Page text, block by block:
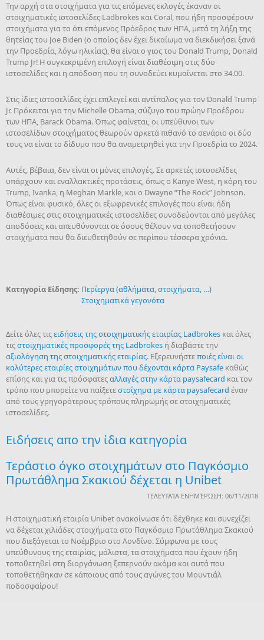
Την αρχή στα στοιχήματα για τις επόμενες εκλογές έκαναν οι
στοιχηματικές ιστοσελίδες Ladbrokes και Coral, που ήδη προσφέρουν
στοιχήματα για το ότι επόμενος Πρόεδρος των ΗΠΑ, μετά τη λήξη της
θητείας του Joe Biden (ο οποίος δεν έχει δικαίωμα να διεκδικήσει ξανά
την Προεδρία, λόγω ηλικίας), θα είναι ο γιος του Donald Trump, Donald
Trump Jr! Η συγκεκριμένη επιλογή είναι διαθέσιμη στις δύο
ιστοσελίδες και η απόδοση που τη συνοδεύει κυμαίνεται στο 34.00.
Στις ίδιες ιστοσελίδες έχει επιλεγεί και αντίπαλος για τον Donald Trump
Jr. Πρόκειται για την Michelle Obama, σύζυγο του πρώην Προέδρου
των ΗΠΑ, Barack Obama. Όπως φαίνεται, οι υπεύθυνοι των
ιστοσελίδων στοιχήματος θεωρούν αρκετά πιθανό το σενάριο οι δύο
τους να είναι το δίδυμο που θα αναμετρηθεί για την Προεδρία το 2024.
Αυτές, βέβαια, δεν είναι οι μόνες επιλογές. Σε αρκετές ιστοσελίδες
υπάρχουν και εναλλακτικές προτάσεις, όπως ο Kanye West, η κόρη του
Trump, Ivanka, η Meghan Markle, και ο Dwayne “The Rock” Johnson.
Όπως είναι φυσικό, όλες οι εξωφρενικές επιλογές που είναι ήδη
διαθέσιμες στις στοιχηματικές ιστοσελίδες συνοδεύονται από μεγάλες
αποδόσεις και απευθύνονται σε όσους θέλουν να τοποθετήσουν
στοιχήματα που θα διευθετηθούν σε περίπου τέσσερα χρόνια.
Κατηγορία Είδησης: Περίεργα (αθλήματα, στοιχήματα, …)
Στοιχηματικά γεγονότα
Δείτε όλες τιςειδήσεις της στοιχηματικής εταιρίας Ladbrokes και όλες
τιςστοιχηματικές προσφορές της Ladbrokes ή διαβάστε την
αξιολόγηση της στοιχηματικής εταιρίας. Εξερευνήστεποιές είναι οι
καλύτερες εταιρίες στοιχημάτων που δέχονται κάρτα Paysafe καθώς
επίσης και για τις πρόσφατεςαλλαγές στην κάρτα paysafecard και τον
τρόπο που μπορείτε να παίξετεστοίχημα με κάρτα paysafecard έναν
από τους γρηγορότερους τρόπους πληρωμής σε στοιχηματικές
ιστοσελίδες.
Ειδήσεις απο την ίδια κατηγορία
Τεράστιο όγκο στοιχημάτων στο Παγκόσμιο
Πρωτάθλημα Σκακιού δέχεται η Unibet
ΤΕΛΕΥΤΑΊΑ ΕΝΗΜΈΡΩΣΗ: 06/11/2018
H στοιχηματική εταιρία Unibet ανακοίνωσε ότι δέχθηκε και συνεχίζει
να δέχεται χιλιάδες στοιχήματα στο Παγκόσμιο Πρωτάθλημα Σκακιού
που διεξάγεται το Νοέμβριο στο Λονδίνο. Σύμφωνα με τους
υπεύθυνους της εταιρίας, μάλιστα, τα στοιχήματα που έχουν ήδη
τοποθετηθεί στη διοργάνωση ξεπερνούν ακόμα και αυτά που
τοποθετήθηκαν σε κάποιους από τους αγώνες του Μουντιάλ
ποδοσφαίρου!